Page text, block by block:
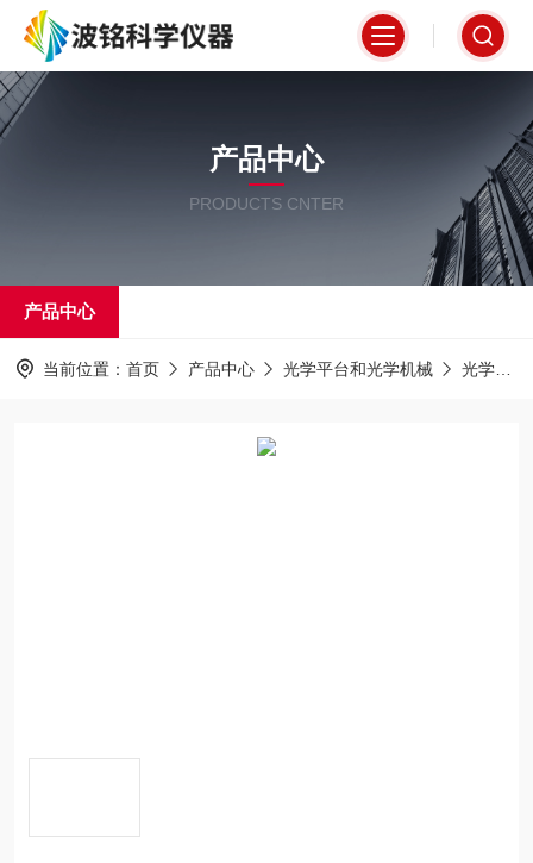
产品中心
PRODUCTS CNTER
产品中心
当前位置： 首页 产品中心 光学平台和光学机械 光学调整架